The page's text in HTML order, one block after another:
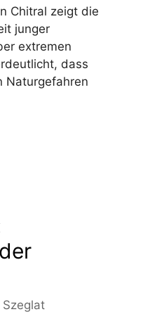
Chitral zeigt die
junger
extremen
dass
Naturgefahren
Szeglat